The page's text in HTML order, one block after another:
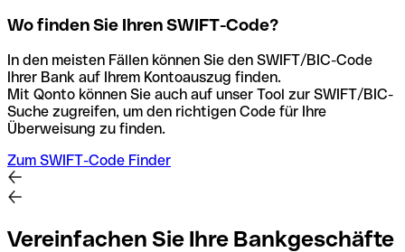
Wo finden Sie Ihren SWIFT-Code?
In den meisten Fällen können Sie den SWIFT/BIC-Code
Ihrer Bank auf Ihrem Kontoauszug finden.
Mit Qonto können Sie auch auf unser Tool zur SWIFT/BIC-
Suche zugreifen, um den richtigen Code für Ihre
Überweisung zu finden.
Zum SWIFT-Code Finder
Vereinfachen Sie Ihre Bankgeschäfte